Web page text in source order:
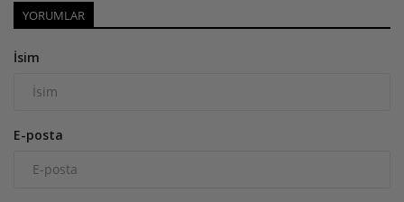
YORUMLAR
İsim
E-posta